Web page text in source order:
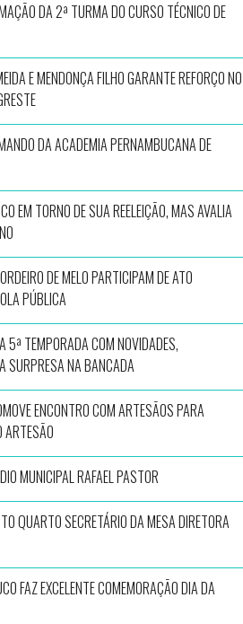
DA 2ª TURMA DO CURSO TÉCNICO DE
E MENDONÇA FILHO GARANTE REFORÇO NO
DA ACADEMIA PERNAMBUCANA DE
EM TORNO DE SUA REELEIÇÃO, MAS AVALIA
DE MELO PARTICIPAM DE ATO
PÚBLICA
5ª TEMPORADA COM NOVIDADES,
SURPRESA NA BANCADA
ENCONTRO COM ARTESÃOS PARA
ARTESÃO
MUNICIPAL RAFAEL PASTOR
QUARTO SECRETÁRIO DA MESA DIRETORA
FAZ EXCELENTE COMEMORAÇÃO DIA DA